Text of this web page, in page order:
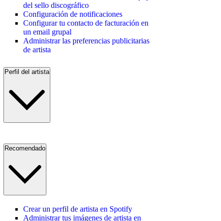
del sello discográfico
Configuración de notificaciones
Configurar tu contacto de facturación en
un email grupal
Administrar las preferencias publicitarias
de artista
Perfil del artista
Recomendado
Crear un perfil de artista en Spotify
Administrar tus imágenes de artista en